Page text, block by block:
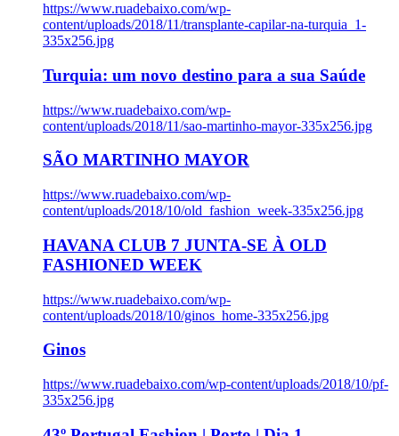
https://www.ruadebaixo.com/wp-
content/uploads/2018/11/transplante-capilar-na-turquia_1-
335x256.jpg
Turquia: um novo destino para a sua Saúde
https://www.ruadebaixo.com/wp-
content/uploads/2018/11/sao-martinho-mayor-335x256.jpg
SÃO MARTINHO MAYOR
https://www.ruadebaixo.com/wp-
content/uploads/2018/10/old_fashion_week-335x256.jpg
HAVANA CLUB 7 JUNTA-SE À OLD
FASHIONED WEEK
https://www.ruadebaixo.com/wp-
content/uploads/2018/10/ginos_home-335x256.jpg
Ginos
https://www.ruadebaixo.com/wp-content/uploads/2018/10/pf-
335x256.jpg